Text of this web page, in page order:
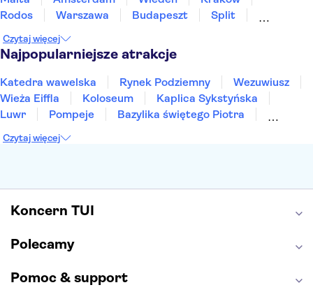
Rodos
Warszawa Budapeszt
Split
Sopot
Gdynia Zakopane
Czytaj więcej
Najpopularniejsze atrakcje
Katedra wawelska Rynek Podziemny
Wezuwiusz
Wieża Eiffla
Koloseum
Kaplica Sykstyńska
Luwr
Pompeje
Bazylika świętego Piotra
Etna
Wawel
Czytaj więcej
Koncern TUI
Polecamy
Pomoc & support